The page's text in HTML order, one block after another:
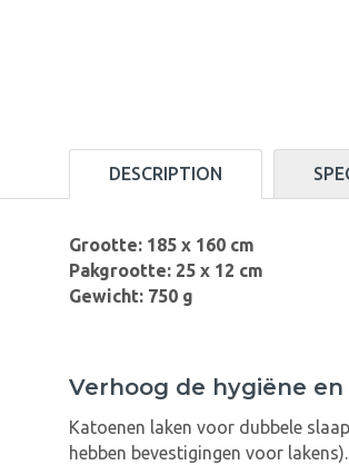
DESCRIPTION
Grootte: 185 x 160 cm
Pakgrootte: 25 x 12 cm
Gewicht: 750 g
Verhoog de hygiëne
Katoenen laken voor dubbele
hebben bevestigingen voor